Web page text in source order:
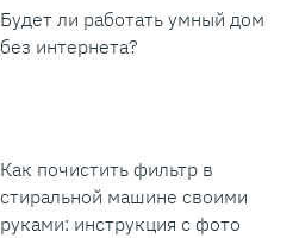
Будет ли работать умный дом
без интернета?
Как почистить фильтр в
стиральной машине своими
руками: инструкция с фото